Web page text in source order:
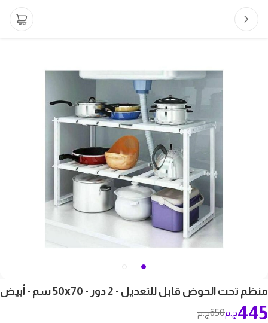
منظم تحت الحوض قابل للتعديل - 2 دور - 50x70 سم - أبيض
650ج.م 445ج.م